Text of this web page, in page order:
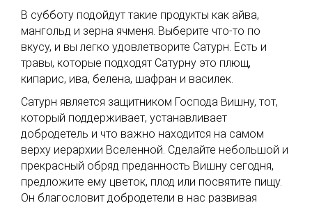
В субботу подойдут такие продукты как айва,
мангольд и зерна ячменя. Выберите что-то по
вкусу, и вы легко удовлетворите Сатурн. Есть и
травы, которые подходят Сатурну это плющ,
кипарис, ива, белена, шафран и василек.
Сатурн является защитником Господа Вишну, тот,
который поддерживает, устанавливает
добродетель и что важно находится на самом
верху иерархии Вселенной. Сделайте небольшой и
прекрасный обряд преданность Вишну сегодня,
предложите ему цветок, плод или посвятите пищу.
Он благословит добродетели в нас развивая